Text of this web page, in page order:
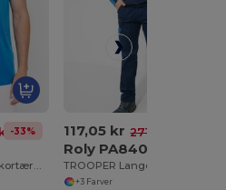
-33%
DAYTONA Åndbar kortærmet teknisk t-shirt
117,05 kr 271,14 kr
Roly PA8408
+3 Farver